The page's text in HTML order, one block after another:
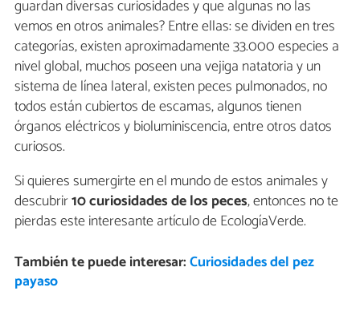
guardan diversas curiosidades y que algunas no las
vemos en otros animales? Entre ellas: se dividen en tres
categorías, existen aproximadamente 33.000 especies a
nivel global, muchos poseen una vejiga natatoria y un
sistema de línea lateral, existen peces pulmonados, no
todos están cubiertos de escamas, algunos tienen
órganos eléctricos y bioluminiscencia, entre otros datos
curiosos.
Si quieres sumergirte en el mundo de estos animales y
descubrir10 curiosidades de los peces, entonces no te
pierdas este interesante artículo de EcologíaVerde.
También te puede interesar:Curiosidades del pez
payaso